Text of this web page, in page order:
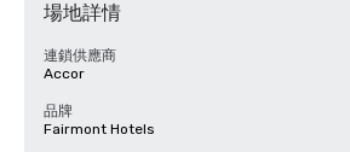
場地詳情
連鎖供應商
Accor
品牌
Fairmont Hotels